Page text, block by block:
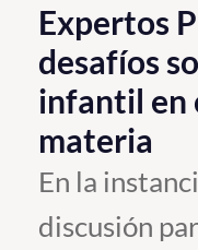
La Universidad
Investigación,
PUCV Internacional
Vinculación con el
Admisión
Expertos
desafíos
infantil en
materia
En la
discusión